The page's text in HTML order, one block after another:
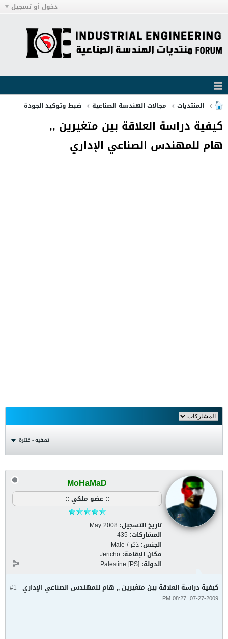
دخول أو تسجيل
المنتديات مجالات الهندسة الصناعية ضبط وتوكيد الجودة
كيفية دراسة العلاقة بين متغيرين ,,
هام للمهندس الصناعي الإداري
تصفية - فلترة
MoHaMaD
:: عضو ملكي ::
تاريخ التسجيل: May 2008
المشاركات: 435
الجنس: ذكر / Male
مكان الإقامة: Jericho
الدولة: Palestine [PS]
#1 كيفية دراسة العلاقة بين متغيرين ,, هام للمهندس الصناعي الإداري
07-27-2009, 08:27 PM